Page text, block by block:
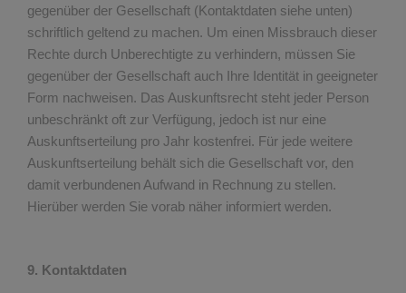
gegenüber der Gesellschaft (Kontaktdaten siehe unten)
schriftlich geltend zu machen. Um einen Missbrauch dieser
Rechte durch Unberechtigte zu verhindern, müssen Sie
gegenüber der Gesellschaft auch Ihre Identität in geeigneter
Form nachweisen. Das Auskunftsrecht steht jeder Person
unbeschränkt oft zur Verfügung, jedoch ist nur eine
Auskunftserteilung pro Jahr kostenfrei. Für jede weitere
Auskunftserteilung behält sich die Gesellschaft vor, den
damit verbundenen Aufwand in Rechnung zu stellen.
Hierüber werden Sie vorab näher informiert werden.
9. Kontaktdaten